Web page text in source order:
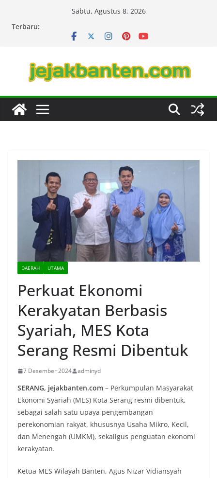
Sabtu, Agustus 8, 2026
Terbaru:
DAERAH UTAMA
Perkuat Ekonomi
Kerakyatan Berbasis
Syariah, MES Kota
Serang Resmi Dibentuk
7 Desember 2024 adminyd
SERANG, jejakbanten.com – Perkumpulan Masyarakat
Ekonomi Syariah (MES) Kota Serang resmi dibentuk,
sebagai salah satu upaya pengembangan
perekonomian rakyat, khususnya Usaha Mikro, Kecil,
dan Menengah (UMKM), sekaligus penguatan ekonomi
kerakyatan.
Ketua MES Wilayah Banten, Agus Nizar Vidiansyah